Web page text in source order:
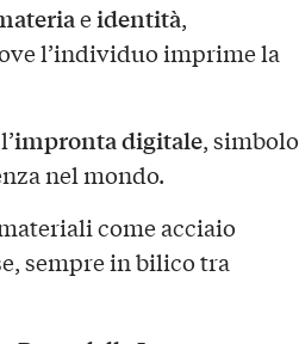
eidentità,
l’individuo imprime la
impronta digitale, simbolo
nel mondo.
come acciaio
sempre in bilico tra